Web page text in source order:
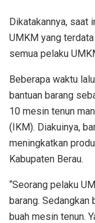
Dikatakannya, saat
UMKM yang
semua pelaku
Beberapa waktu
bantuan barang
10 mesin tenun
(IKM). Diakuinya,
meningkatkan
Kabupaten Berau.
“Seorang pelaku
barang.
buah mesin tenun.